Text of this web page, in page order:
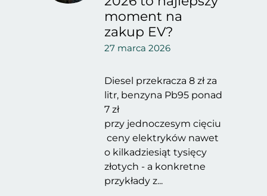
moment na
zakup EV?
27 marca 2026
Diesel przekracza 8 zł za
litr, benzyna Pb95 ponad
7 zł
przy jednoczesym cięciu
ceny elektryków nawet
o kilkadziesiąt tysięcy
złotych - a konkretne
przykłady z...